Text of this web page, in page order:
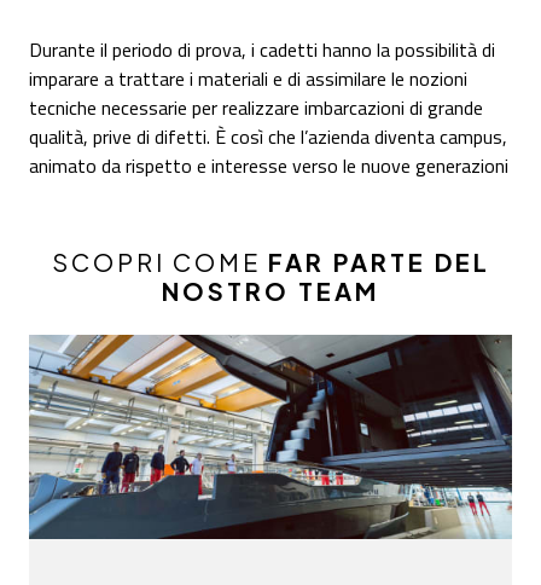
Durante il periodo di prova, i cadetti hanno la possibilità di
imparare a trattare i materiali e di assimilare le nozioni
tecniche necessarie per realizzare imbarcazioni di grande
qualità, prive di difetti. È così che l’azienda diventa campus,
animato da rispetto e interesse verso le nuove generazioni
SCOPRI COME FAR PARTE DEL
NOSTRO TEAM